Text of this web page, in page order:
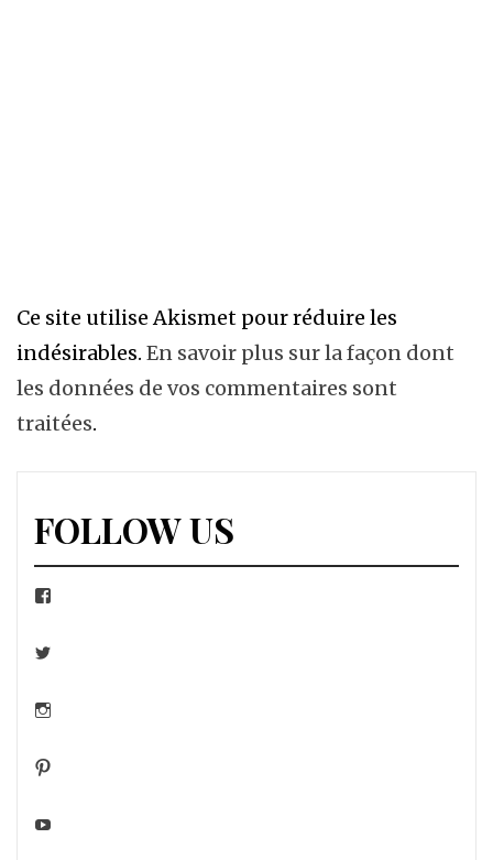
Ce site utilise Akismet pour réduire les
indésirables. En savoir plus sur la façon dont
les données de vos commentaires sont
traitées.
FOLLOW US
Facebook
Twitter
Instagram
Pinterest
YouTube